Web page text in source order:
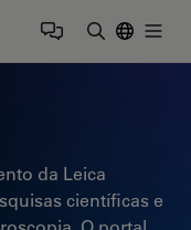
da Leica
científicas e